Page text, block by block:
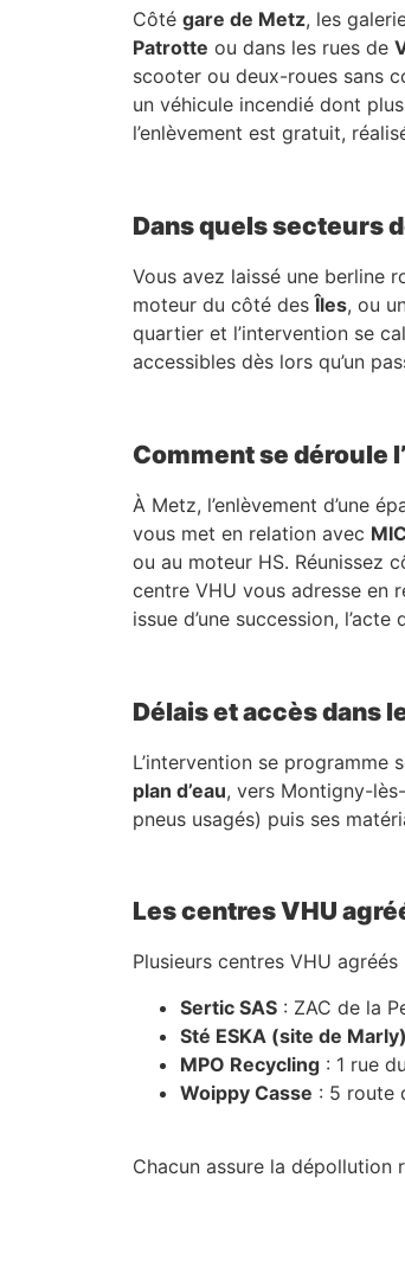
Côté gare de Metz, les
Patrotte ou dans les rues de
scooter ou deux-roues sans
un véhicule incendié dont
l’enlèvement est gratuit,
Dans quels secteurs
Vous avez laissé une berline
moteur du côté desÎles, ou
quartier et l’intervention se
accessibles dès lors qu’un
Comment se déroule
À Metz, l’enlèvement d’une
vous met en relation avec
ou au moteur HS. Réunissez
centre VHU vous adresse en
issue d’une succession,
Délais et accès dans
L’intervention se programme
plan d’eau, vers Montigny-
pneus usagés) puis ses
Les centres VHU
Plusieurs centres VHU
Sertic SAS : ZAC de la
Sté ESKA (site de Marly)
MPO Recycling : 1 rue
Woippy Casse : 5 route
Chacun assure la dépollution